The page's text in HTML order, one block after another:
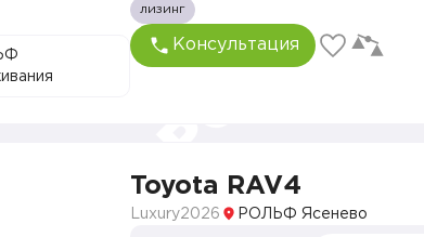
лизинг
Консультация
Toyota RAV4
Luxury2026 РОЛЬФ Ясенево